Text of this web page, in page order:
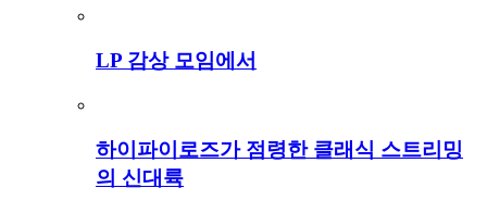
LP 감상 모임에서
하이파이로즈가 점령한 클래식 스트리밍
의 신대륙